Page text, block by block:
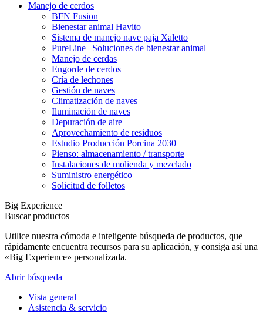
Manejo de cerdos
BFN Fusion
Bienestar animal Havito
Sistema de manejo nave paja Xaletto
PureLine | Soluciones de bienestar animal
Manejo de cerdas
Engorde de cerdos
Cría de lechones
Gestión de naves
Climatización de naves
Iluminación de naves
Depuración de aire
Aprovechamiento de residuos
Estudio Producción Porcina 2030
Pienso: almacenamiento / transporte
Instalaciones de molienda y mezclado
Suministro energético
Solicitud de folletos
Big Experience
Buscar productos
Utilice nuestra cómoda e inteligente búsqueda de productos, que
rápidamente encuentra recursos para su aplicación, y consiga así una
«Big Experience» personalizada.
Abrir búsqueda
Vista general
Asistencia & servicio